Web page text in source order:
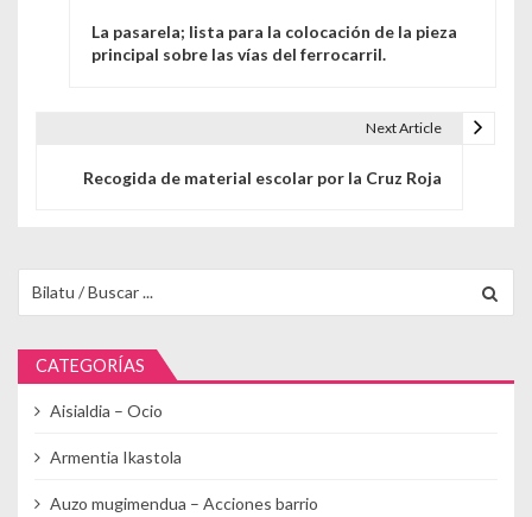
La pasarela; lista para la colocación de la pieza
principal sobre las vías del ferrocarril.
Next Article
Recogida de material escolar por la Cruz Roja
CATEGORÍAS
Aisialdia – Ocio
Armentia Ikastola
Auzo mugimendua – Acciones barrio